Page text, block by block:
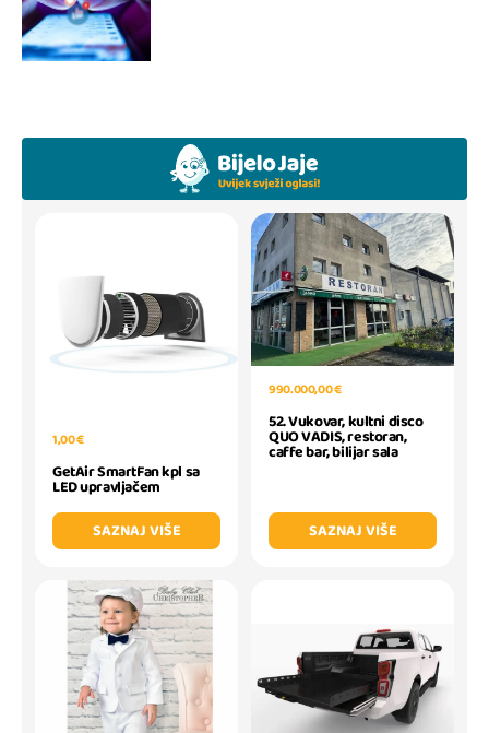
1,00 €
GetAir SmartFan kpl sa
LED upravljačem
SAZNAJ VIŠE
990.000,00 €
52. Vukovar, kultni disco
QUO VADIS, restoran,
caffe bar, bilijar sala
SAZNAJ VIŠE